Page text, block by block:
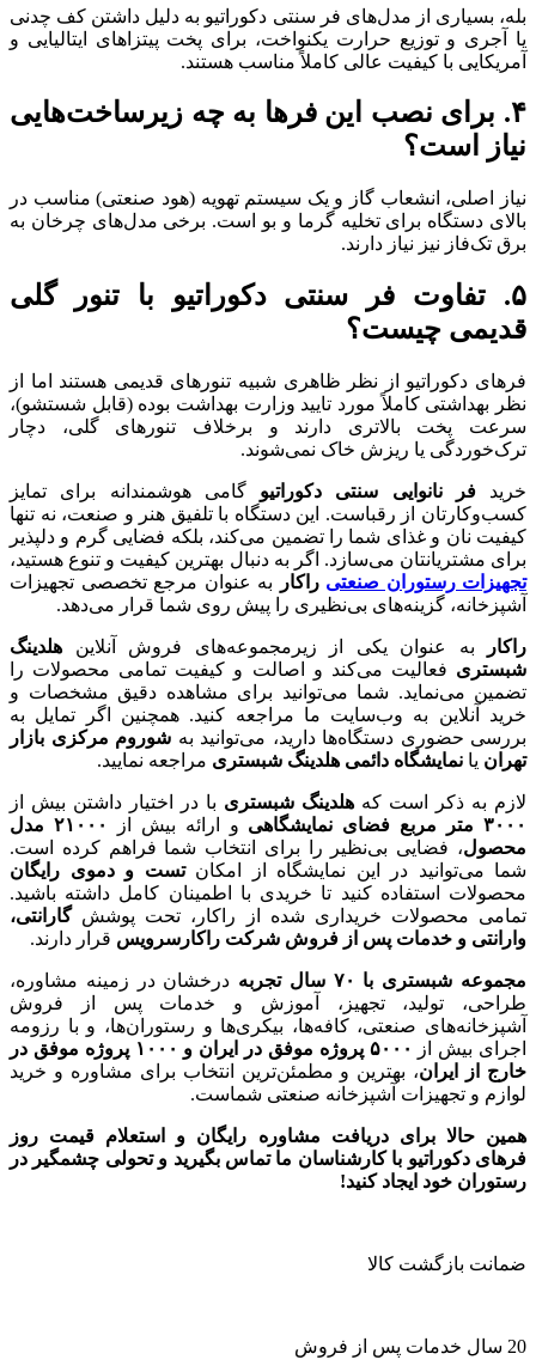
بله، بسیاری از مدل‌های فر سنتی دکوراتیو به دلیل داشتن کف چدنی
یا آجری و توزیع حرارت یکنواخت، برای پخت پیتزاهای ایتالیایی و
آمریکایی با کیفیت عالی کاملاً مناسب هستند.
۴. برای نصب این فرها به چه زیرساخت‌هایی
نیاز است؟
نیاز اصلی، انشعاب گاز و یک سیستم تهویه (هود صنعتی) مناسب در
بالای دستگاه برای تخلیه گرما و بو است. برخی مدل‌های چرخان به
برق تک‌فاز نیز نیاز دارند.
۵. تفاوت فر سنتی دکوراتیو با تنور گلی
قدیمی چیست؟
فرهای دکوراتیو از نظر ظاهری شبیه تنورهای قدیمی هستند اما از
نظر بهداشتی کاملاً مورد تایید وزارت بهداشت بوده (قابل شستشو)،
سرعت پخت بالاتری دارند و برخلاف تنورهای گلی، دچار
ترک‌خوردگی یا ریزش خاک نمی‌شوند.
خریدفر نانوایی سنتی دکوراتیو گامی هوشمندانه برای تمایز
کسب‌وکارتان از رقباست. این دستگاه با تلفیق هنر و صنعت، نه تنها
کیفیت نان و غذای شما را تضمین می‌کند، بلکه فضایی گرم و دلپذیر
برای مشتریانتان می‌سازد. اگر به دنبال بهترین کیفیت و تنوع هستید،
تجهیزات رستوران صنعتی راکار
به عنوان مرجع تخصصی تجهیزات
آشپزخانه، گزینه‌های بی‌نظیری را پیش روی شما قرار می‌دهد.
راکار به عنوان یکی از زیرمجموعه‌های فروش آنلاین هلدینگ
شبستری فعالیت می‌کند و اصالت و کیفیت تمامی محصولات را
تضمین می‌نماید. شما می‌توانید برای مشاهده دقیق مشخصات و
خرید آنلاین به وب‌سایت ما مراجعه کنید. همچنین اگر تمایل به
بررسی حضوری دستگاه‌ها دارید، می‌توانید به شوروم مرکزی بازار
تهران یا نمایشگاه دائمی هلدینگ شبستری مراجعه نمایید.
لازم به ذکر است که هلدینگ شبستری با در اختیار داشتن بیش از
۳۰۰۰متر مربع فضای نمایشگاهی و ارائه بیش از ۲۱۰۰۰ مدل
محصول، فضایی بی‌نظیر را برای انتخاب شما فراهم کرده است.
شما می‌توانید در این نمایشگاه از امکانتست و دموی رایگان
محصولات استفاده کنید تا خریدی با اطمینان کامل داشته باشید.
تمامی محصولات خریداری شده از راکار، تحت پوششگارانتی،
وارانتی و خدمات پس از فروش شرکت راکارسرویس قرار دارند.
مجموعه شبستری با ۷۰ سال تجربه درخشان در زمینه مشاوره،
طراحی، تولید، تجهیز، آموزش و خدمات پس از فروش
آشپزخانه‌های صنعتی، کافه‌ها، بیکری‌ها و رستوران‌ها، و با رزومه
اجرای بیش از
۵۰۰۰ پروژه موفق در ایران و ۱۰۰۰ پروژه موفق در
خارج از ایران، بهترین و مطمئن‌ترین انتخاب برای مشاوره و خرید
لوازم و تجهیزات آشپزخانه صنعتی شماست.
همین حالا برای دریافت مشاوره رایگان و استعلام قیمت روز
فرهای دکوراتیو با کارشناسان ما تماس بگیرید و تحولی چشمگیر در
رستوران خود ایجاد کنید!
ضمانت بازگشت کالا
20 سال خدمات پس از فروش